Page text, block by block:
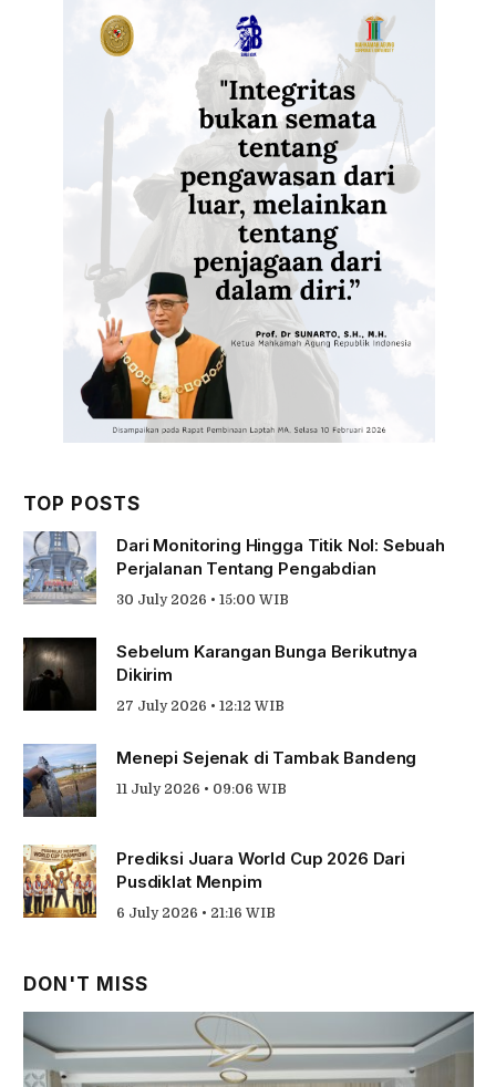
TOP POSTS
Dari Monitoring Hingga Titik Nol: Sebuah
Perjalanan Tentang Pengabdian
30 July 2026 • 15:00 WIB
Sebelum Karangan Bunga Berikutnya
Dikirim
27 July 2026 • 12:12 WIB
Menepi Sejenak di Tambak Bandeng
11 July 2026 • 09:06 WIB
Prediksi Juara World Cup 2026 Dari
Pusdiklat Menpim
6 July 2026 • 21:16 WIB
DON'T MISS